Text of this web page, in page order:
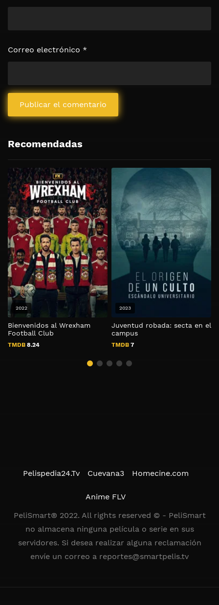
Correo electrónico *
Recomendadas
Bienvenidos al Wrexham
Football Club
TMDB 8.24
2022
Juventud robada: secta en el
campus
TMDB 7
2023
Pelispedia24.Tv Cuevana3 Homecine.com
Anime FLV
PeliSmart® 2022. All rights reserved © - PeliSmart
no almacena ninguna película o serie en sus
servidores. Si desea realizar alguna reclamación
envíe un correo a reportes@smartpelis.tv